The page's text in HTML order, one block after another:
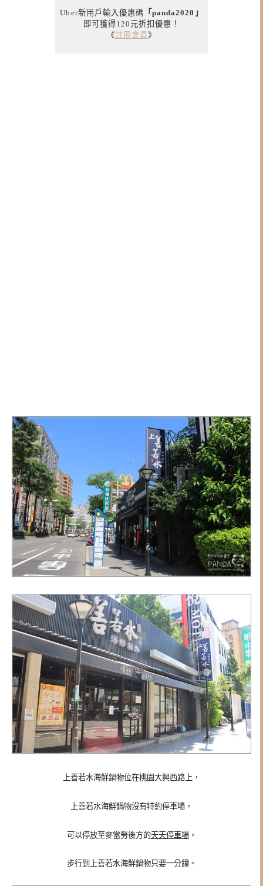
Uber新用戶輸入優惠碼 「panda2020」
即可獲得120元折扣優惠！
《註冊會員 》
上善若水海鮮鍋物位在桃園大興西路上，
上善若水海鮮鍋物沒有特約停車場，
可以停放至麥當勞後方的天天停車場，
步行到上善若水海鮮鍋物只要一分鐘。